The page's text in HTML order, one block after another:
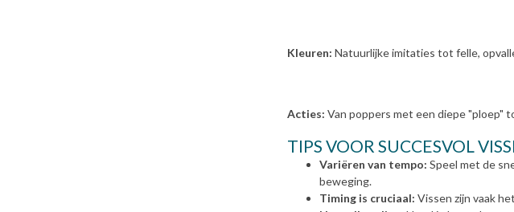
Kleuren: Natuurlijke imitaties tot felle,
Acties: Van poppers met een diepe
TIPS VOOR SUCCESVOL
Variëren van tempo: Speel met de
beweging.
Timing is cruciaal: Vissen zijn vaak